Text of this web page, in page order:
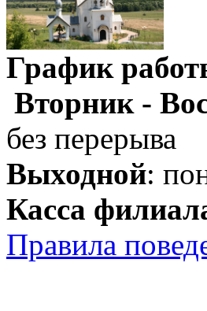
График
Вторник -
без перерыва
Выходной:
Касса
Правила